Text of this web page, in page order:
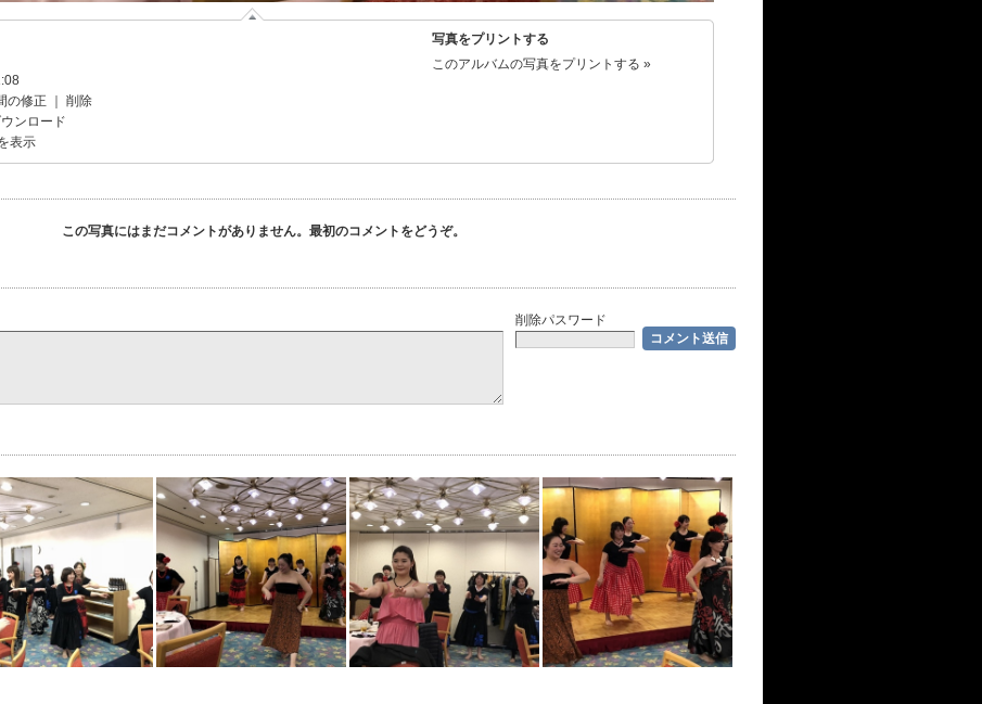
の修正
削除
ンロード
表示
写真をプリントする
このアルバムの写真をプリントする »
この写真にはまだコメントがありません。最初のコメントをどうぞ。
削除パスワード